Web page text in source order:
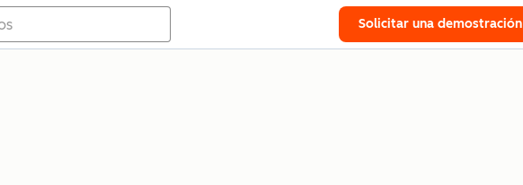
Solicitar una demostración